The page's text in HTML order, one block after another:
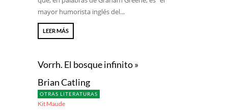
mayor humorista inglés del...
LEER MÁS
Vorrh. El bosque infinito »
Brian Catling
OTRAS LITERATURAS
Kit Maude